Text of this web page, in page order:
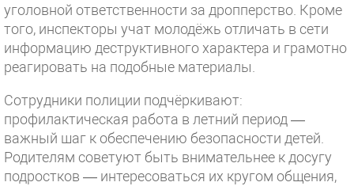
уголовной ответственности за дропперство. Кроме
того, инспекторы учат молодёжь отличать в сети
информацию деструктивного характера и грамотно
реагировать на подобные материалы.
Сотрудники полиции подчёркивают:
профилактическая работа в летний период —
важный шаг к обеспечению безопасности детей.
Родителям советуют быть внимательнее к досугу
подростков — интересоваться их кругом общения,